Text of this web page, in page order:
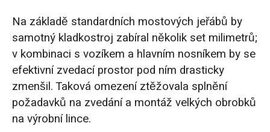
Na základě standardních mostových jeřábů by
samotný kladkostroj zabíral několik set milimetrů;
v kombinaci s vozíkem a hlavním nosníkem by se
efektivní zvedací prostor pod ním drasticky
zmenšil. Taková omezení ztěžovala splnění
požadavků na zvedání a montáž velkých obrobků
na výrobní lince.